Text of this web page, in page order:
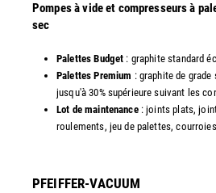
Pompes à vide et compresseurs à
sec
Palettes Budget : graphite standard
Palettes Premium : graphite de grade
jusqu'à 30% supérieure suivant les
Lot de maintenance: joints plats,
roulements, jeu de palettes,
PFEIFFER-VACUUM